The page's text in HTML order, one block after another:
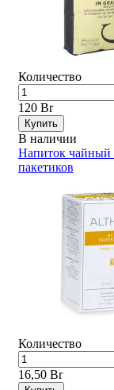
Количество
120 Br
Купить
В наличии
Напиток чайный
пакетиков
Количество
16,50 Br